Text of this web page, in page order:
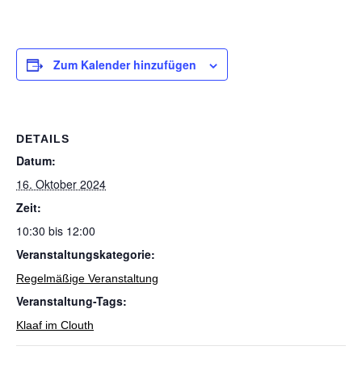
Zum Kalender hinzufügen
DETAILS
Datum:
16. Oktober 2024
Zeit:
10:30 bis 12:00
Veranstaltungskategorie:
Regelmäßige Veranstaltung
Veranstaltung-Tags:
Klaaf im Clouth